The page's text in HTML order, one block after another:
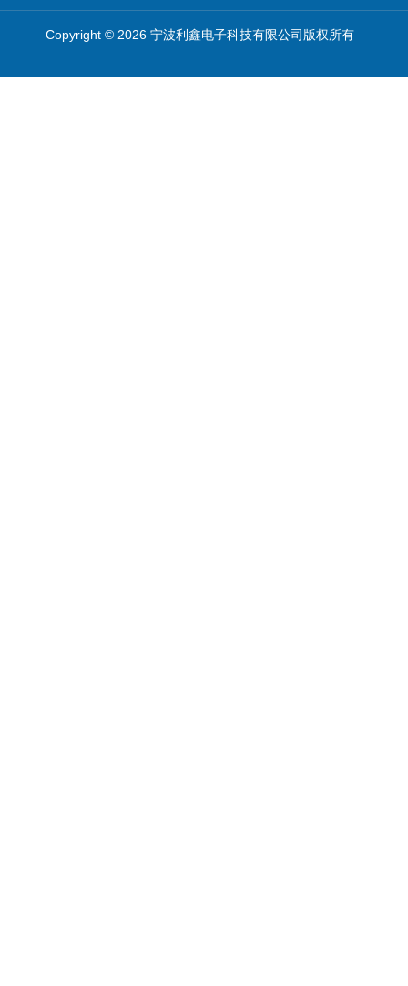
Copyright © 2026 宁波利鑫电子科技有限公司版权所有